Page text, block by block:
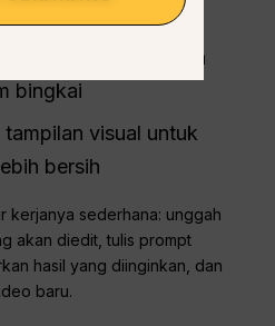
yang tidak sengaja
bingkai
visual untuk
bersih
kerjanya sederhana: unggah
akan diedit, tulis prompt
hasil yang diinginkan, dan
baru.